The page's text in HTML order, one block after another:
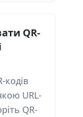
QR-
кодів
URL-
QR-